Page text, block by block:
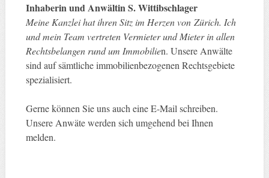
Inhaberin und Anwältin S. Wittibschlager
Meine Kanzlei hat ihren Sitz im Herzen von Zürich. Ich
und mein Team vertreten Vermieter und Mieter in allen
Rechtsbelangen rund um Immobilien. Unsere Anwälte
sind auf sämtliche immobilienbezogenen Rechtsgebiete
spezialisiert.
Gerne können Sie uns auch eine E-Mail schreiben.
Unsere Anwäte werden sich umgehend bei Ihnen
melden.